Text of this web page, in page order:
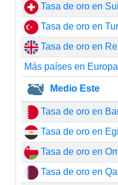
Tasa de oro en
Tasa de oro en
Tasa de oro en
Más países en Europa
Medio Este
Tasa de oro en
Tasa de oro en
Tasa de oro en
Tasa de oro en